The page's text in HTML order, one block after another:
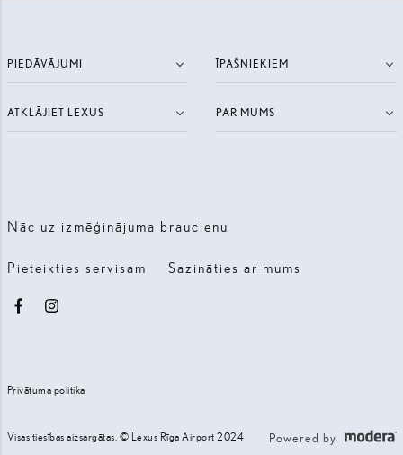
PIEDĀVĀJUMI ĪPAŠNIEKIEM
ATKLĀJIET LEXUS PAR MUMS
Nāc uz izmēģinājuma braucienu
Pieteikties servisam Sazināties ar mums
Facebook
Visas tiesības aizsargātas. © Lexus Rīga Airport 2024
Privātuma politika
Powered by